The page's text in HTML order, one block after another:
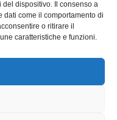
dispositivo. Il consenso a
dati come il comportamento di
o ritirare il
caratteristiche e funzioni.